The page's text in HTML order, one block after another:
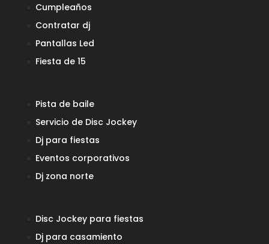
Cumpleaños
Contratar dj
Pantallas Led
Fiesta de 15
Pista de baile
Servicio de Disc Jockey
Dj para fiestas
Eventos corporativos
Dj zona norte
Disc Jockey para fiestas
Dj para casamiento